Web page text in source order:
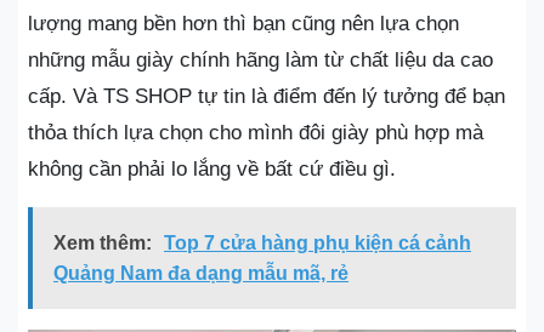
lượng mang bền hơn thì bạn cũng nên lựa chọn
những mẫu giày chính hãng làm từ chất liệu da cao
cấp. Và TS SHOP tự tin là điểm đến lý tưởng để bạn
thỏa thích lựa chọn cho mình đôi giày phù hợp mà
không cần phải lo lắng về bất cứ điều gì.
Xem thêm:
Top 7 cửa hàng phụ kiện cá cảnh
Quảng Nam đa dạng mẫu mã, rẻ